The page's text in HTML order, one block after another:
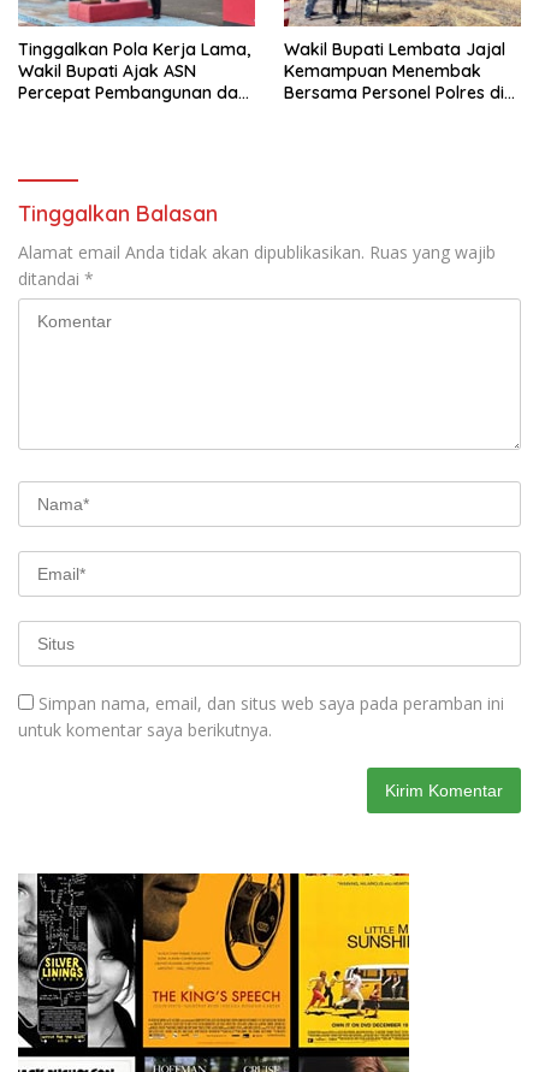
Tinggalkan Pola Kerja Lama,
Wakil Bupati Ajak ASN
Percepat Pembangunan dan
Wakil Bupati Lembata Jajal
Kemampuan Menembak
Bersama Personel Polres di
Tinggalkan Balasan
Alamat email Anda tidak akan dipublikasikan. Ruas yang wajib
ditandai *
Simpan nama, email, dan situs web saya pada peramban ini
untuk komentar saya berikutnya.